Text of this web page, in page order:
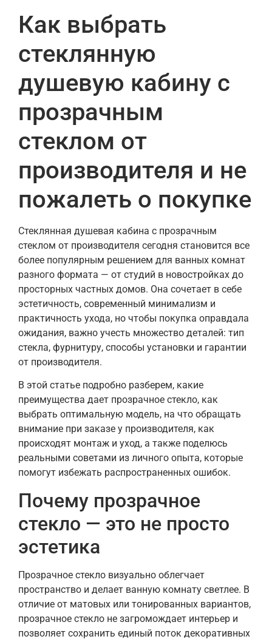
Как выбрать
стеклянную
душевую кабину с
прозрачным
стеклом от
производителя и не
пожалеть о покупке
Стеклянная душевая кабина с прозрачным
стеклом от производителя сегодня становится все
более популярным решением для ванных комнат
разного формата — от студий в новостройках до
просторных частных домов. Она сочетает в себе
эстетичность, современный минимализм и
практичность ухода, но чтобы покупка оправдала
ожидания, важно учесть множество деталей: тип
стекла, фурнитуру, способы установки и гарантии
от производителя.
В этой статье подробно разберем, какие
преимущества дает прозрачное стекло, как
выбрать оптимальную модель, на что обращать
внимание при заказе у производителя, как
происходят монтаж и уход, а также поделюсь
реальными советами из личного опыта, которые
помогут избежать распространенных ошибок.
Почему прозрачное
стекло — это не просто
эстетика
Прозрачное стекло визуально облегчает
пространство и делает ванную комнату светлее. В
отличие от матовых или тонированных вариантов,
прозрачное стекло не загромождает интерьер и
позволяет сохранить единый поток декоративных